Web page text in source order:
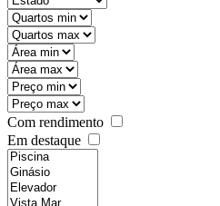
Com rendimento
Em destaque